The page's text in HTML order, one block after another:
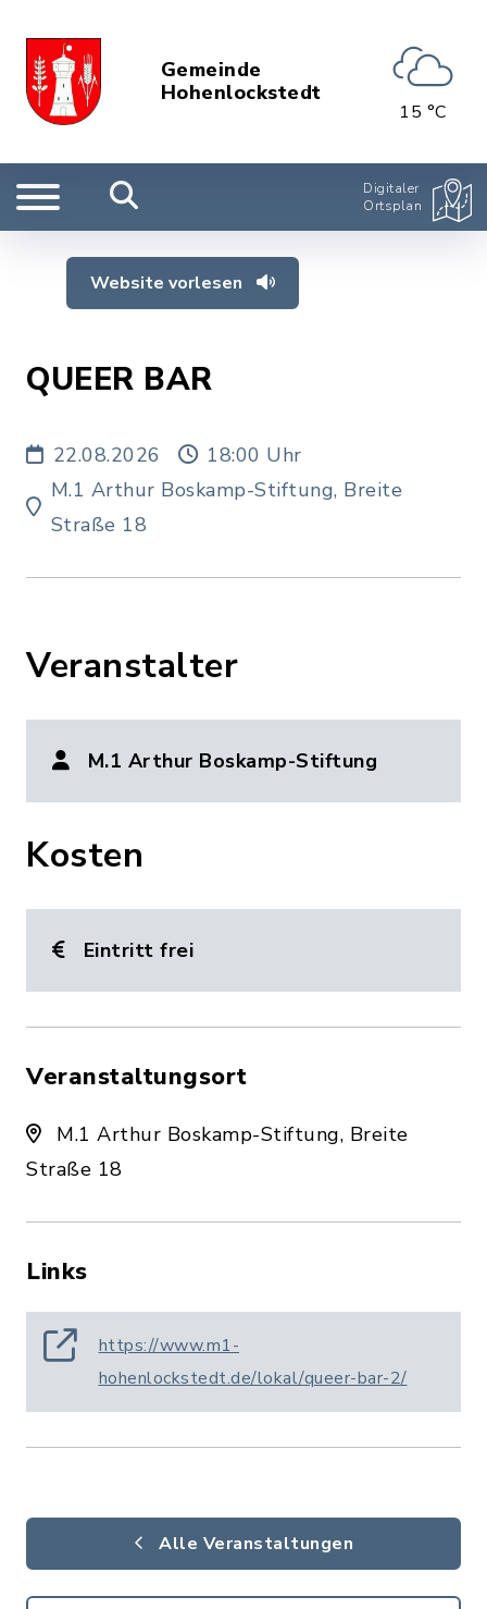
Gemeinde
Hohenlockstedt
15 °C
Digitaler
Ortsplan
Website vorlesen
QUEER BAR
22.08.2026
18:00 Uhr
M.1 Arthur Boskamp-Stiftung, Breite
Straße 18
Veranstalter
M.1 Arthur Boskamp-Stiftung
Kosten
Eintritt frei
Veranstaltungsort
M.1 Arthur Boskamp-Stiftung, Breite
Straße 18
Links
https://www.m1-
hohenlockstedt.de/lokal/queer-bar-2/
Alle Veranstaltungen